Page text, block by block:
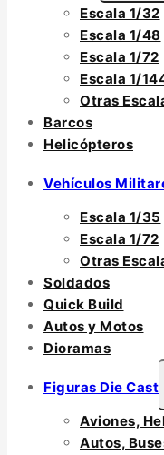
Escala 1/32
Escala 1/48
Escala 1/72
Escala 1/
Otras
Barcos
Helicópteros
Vehículos
Escala 1/35
Escala 1/72
Otras
Soldados
Quick Build
Autos y Motos
Dioramas
Figuras Die Cast
Aviones,
Autos,